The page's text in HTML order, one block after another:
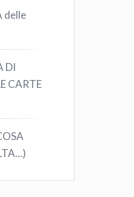
delle
DI
CARTE